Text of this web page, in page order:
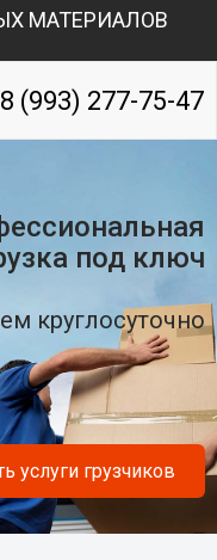
МАТЕРИАЛОВ
8 (993) 277-75-47
под ключ
круглосуточно
услуги грузчиков